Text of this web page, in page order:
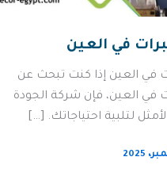
في العين
في العين إذا كنت تبحث عن
في العين، فإن شركة الجودة
لتلبية احتياجاتك. […]